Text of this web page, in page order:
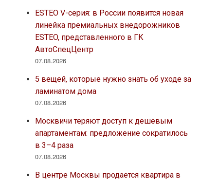
ESTEO V-серия: в России появится новая
линейка премиальных внедорожников
ESTEO, представленного в ГК
АвтоСпецЦентр
07.08.2026
5 вещей, которые нужно знать об уходе за
ламинатом дома
07.08.2026
Москвичи теряют доступ к дешёвым
апартаментам: предложение сократилось
в 3–4 раза
07.08.2026
В центре Москвы продается квартира в